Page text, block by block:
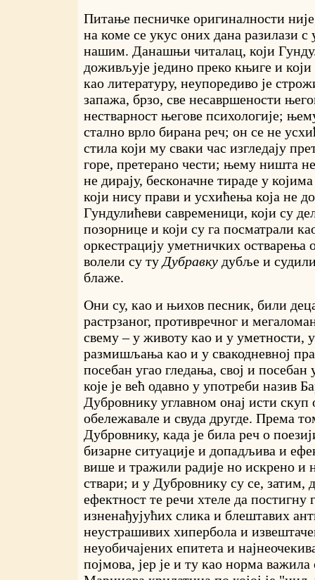
Питање песничке оригиналности
на коме се укус оних дана разилази
нашим. Данашњи читалац, који
доживљује једино преко књиге и
као литературу, неупоредиво је
запажа, брзо, све несавршености
нестварност његове психологије;
стално врло бирана реч; он се не
стила који му сваки час изгледају
горе, претерано чести; њему ништа не
не дирају, бесконачне тираде у
који нису прави и усхићења која не
Гундулићеви савременици, који су
позорнице и који су га посматрали
оркестрацију уметничких остварења
волели су ту Дубравку дубље и
блаже.
Они су, као и њихов песник, били
растрзаног, противречног и
свему – у животу као и у уметности,
размишљања као и у свакодневној
посебан угао гледања, свој и посебан
које је већ одавно у употреби назив
Дубровнику углавном онај исти скуп
обележавале и свуда другде. Према
Дубровнику, када је била реч о
бизарне ситуације и допадљива и
више и тражили радије но искрено и
ствари; и у Дубровнику су се, затим,
ефектност те речи хтеле да
изненађујућих слика и блештавих
неустрашивих хипербола и
неуобичајених епитета и
појмова, јер је и ту као норма важила